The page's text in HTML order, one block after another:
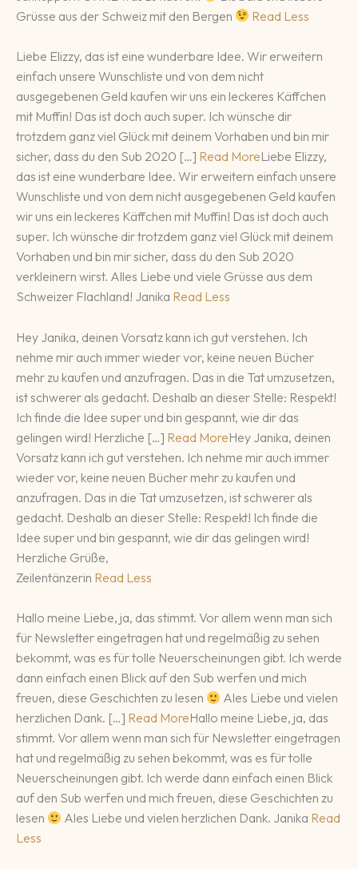
Grüsse aus der Schweiz mit den Bergen
Read Less
Liebe Elizzy, das ist eine wunderbare Idee. Wir erweitern
einfach unsere Wunschliste und von dem nicht
ausgegebenen Geld kaufen wir uns ein leckeres Käffchen
mit Muffin! Das ist doch auch super. Ich wünsche dir
trotzdem ganz viel Glück mit deinem Vorhaben und bin mir
sicher, dass du den Sub 2020 […] Read MoreLiebe Elizzy,
das ist eine wunderbare Idee. Wir erweitern einfach unsere
Wunschliste und von dem nicht ausgegebenen Geld kaufen
wir uns ein leckeres Käffchen mit Muffin! Das ist doch auch
super. Ich wünsche dir trotzdem ganz viel Glück mit deinem
Vorhaben und bin mir sicher, dass du den Sub 2020
verkleinern wirst. Alles Liebe und viele Grüsse aus dem
Schweizer Flachland! Janika Read Less
Hey Janika, deinen Vorsatz kann ich gut verstehen. Ich
nehme mir auch immer wieder vor, keine neuen Bücher
mehr zu kaufen und anzufragen. Das in die Tat umzusetzen,
ist schwerer als gedacht. Deshalb an dieser Stelle: Respekt!
Ich finde die Idee super und bin gespannt, wie dir das
gelingen wird! Herzliche […] Read MoreHey Janika, deinen
Vorsatz kann ich gut verstehen. Ich nehme mir auch immer
wieder vor, keine neuen Bücher mehr zu kaufen und
anzufragen. Das in die Tat umzusetzen, ist schwerer als
gedacht. Deshalb an dieser Stelle: Respekt! Ich finde die
Idee super und bin gespannt, wie dir das gelingen wird!
Herzliche Grüße,
Zeilentänzerin Read Less
Hallo meine Liebe, ja, das stimmt. Vor allem wenn man sich
für Newsletter eingetragen hat und regelmäßig zu sehen
bekommt, was es für tolle Neuerscheinungen gibt. Ich werde
dann einfach einen Blick auf den Sub werfen und mich
freuen, diese Geschichten zu lesen
Ales Liebe und vielen
herzlichen Dank. […] Read MoreHallo meine Liebe, ja, das
stimmt. Vor allem wenn man sich für Newsletter eingetragen
hat und regelmäßig zu sehen bekommt, was es für tolle
Neuerscheinungen gibt. Ich werde dann einfach einen Blick
auf den Sub werfen und mich freuen, diese Geschichten zu
lesen
Ales Liebe und vielen herzlichen Dank. Janika Read
Less